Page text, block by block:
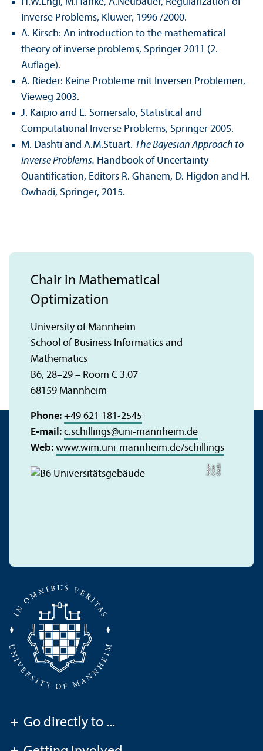
H.W.Engl, M.Hanke, A.Neubauer, Regularization of
Inverse Problems, Kluwer, 1996 /2000.
A. Kirsch: An introduction to the mathematical
theory of inverse problems, Springer 2011 (2.
Auflage).
A. Rieder: Keine Probleme mit Inversen Problemen,
Vieweg 2003.
J. Kaipio and E. Somersalo, Statistical and
Computational Inverse Problems, Springer 2005.
M. Dashti and A.M.Stuart. The Bayesian Approach to
Inverse Problems. Handbook of Uncertainty
Quantification, Editors R. Ghanem, D. Higdon and H.
Owhadi, Springer, 2015.
C
r
e
dit:
A
n
n
aL
o
g
u
e
Chair in Mathematical
Optimization
University of Mannheim
School of Business Informatics and
Mathematics
B6, 28–29 – Room C 3.07
68159 Mannheim
Phone: +49 621 181-2545
E-mail: c.schillings@uni-mannheim.de
Web: www.wim.uni-mannheim.de/schillings
+ Go directly to ...